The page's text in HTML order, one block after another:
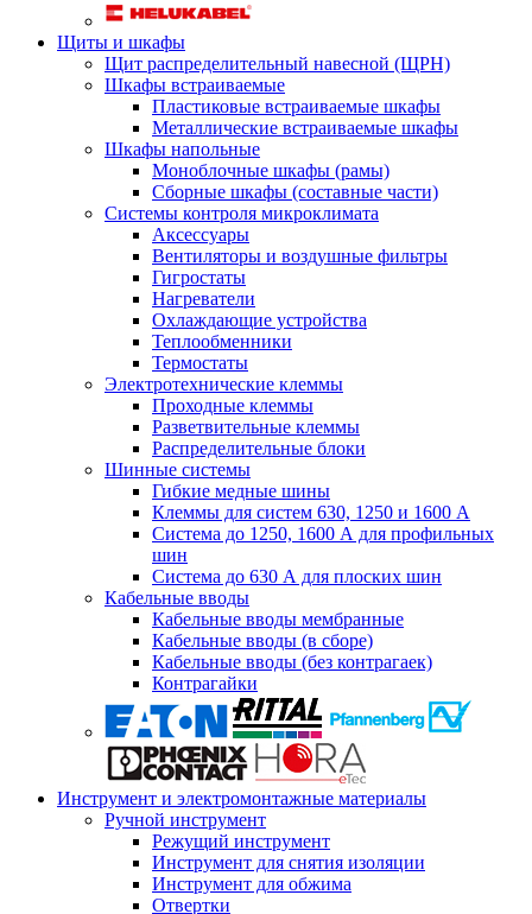
Щиты и шкафы
Щит распределительный навесной (ЩРН)
Шкафы встраиваемые
Пластиковые встраиваемые шкафы
Металлические встраиваемые шкафы
Шкафы напольные
Моноблочные шкафы (рамы)
Сборные шкафы (составные части)
Системы контроля микроклимата
Аксессуары
Вентиляторы и воздушные фильтры
Гигростаты
Нагреватели
Охлаждающие устройства
Теплообменники
Термостаты
Электротехнические клеммы
Проходные клеммы
Разветвительные клеммы
Распределительные блоки
Шинные системы
Гибкие медные шины
Клеммы для систем 630, 1250 и 1600 А
Система до 1250, 1600 А для профильных
шин
Система до 630 А для плоских шин
Кабельные вводы
Кабельные вводы мембранные
Кабельные вводы (в сборе)
Кабельные вводы (без контрагаек)
Контрагайки
Инструмент и электромонтажные материалы
Ручной инструмент
Режущий инструмент
Инструмент для снятия изоляции
Инструмент для обжима
Отвертки